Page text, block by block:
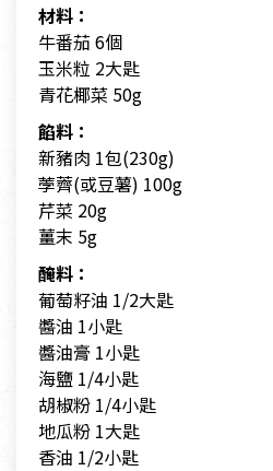
材料：
牛番茄 6個
玉米粒 2大匙
青花椰菜 50g
餡料：
新豬肉 1包(230g)
荸薺(或豆薯) 100g
芹菜 20g
薑末 5g
醃料：
葡萄籽油 1/2大匙
醬油 1小匙
醬油膏 1小匙
海鹽 1/4小匙
胡椒粉 1/4小匙
地瓜粉 1大匙
香油 1/2小匙